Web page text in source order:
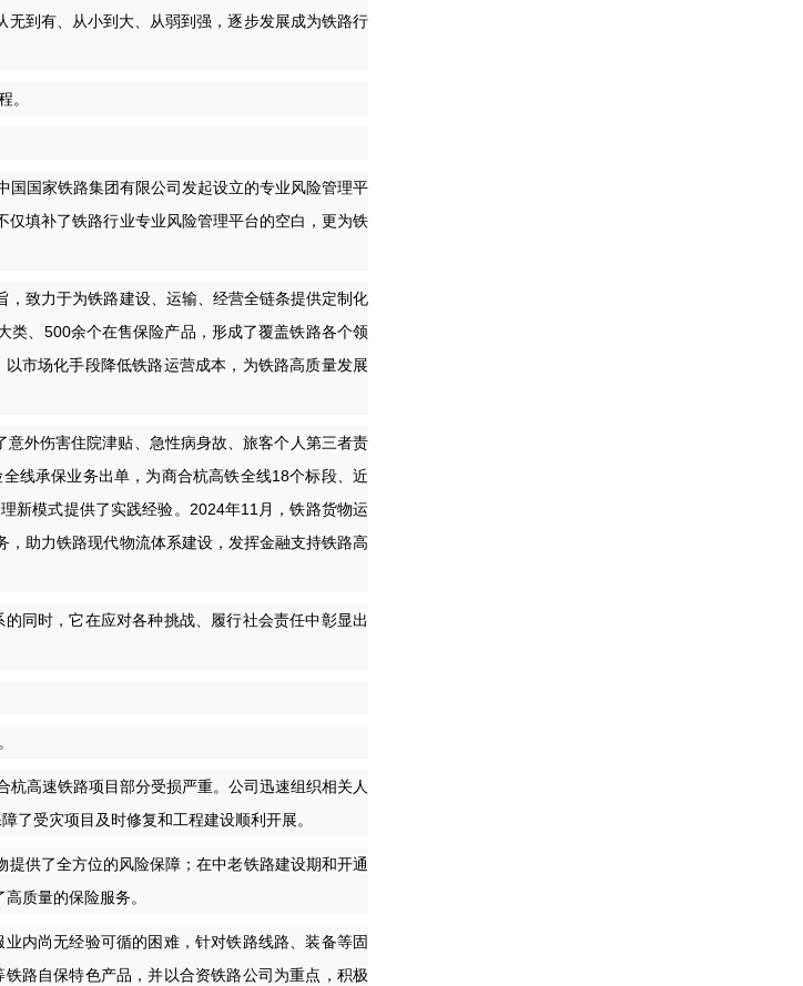
到有、从小到大、从弱到强，逐步发展成为铁路行
。
国家铁路集团有限公司发起设立的专业风险管理平
仅填补了铁路行业专业风险管理平台的空白，更为铁
致力于为铁路建设、运输、经营全链条提供定制化
类、500余个在售保险产品，形成了覆盖铁路各个领
市场化手段降低铁路运营成本，为铁路高质量发展
外伤害住院津贴、急性病身故、旅客个人第三者责
线承保业务出单，为商合杭高铁全线18个标段、近
新模式提供了实践经验。2024年11月，铁路货物运
，助力铁路现代物流体系建设，发挥金融支持铁路高
同时，它在应对各种挑战、履行社会责任中彰显出
高速铁路项目部分受损严重。公司迅速组织相关人
了受灾项目及时修复和工程建设顺利开展。
供了全方位的风险保障；在中老铁路建设期和开通
质量的保险服务。
内尚无经验可循的困难，针对铁路线路、装备等固
路自保特色产品，并以合资铁路公司为重点，积极